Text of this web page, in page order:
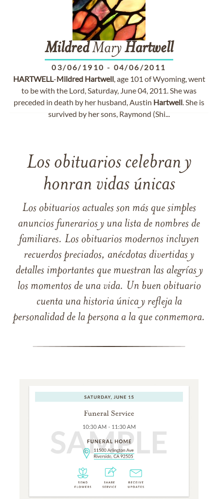
MildredMaryHartwell
03/06/1910 - 04/06/2011
HARTWELL-Mildred Hartwell, age 101 of Wyoming, went
to be with the Lord, Saturday, June 04, 2011. She was
preceded in death by her husband, Austin Hartwell. She is
survived by her sons, Raymond (Shi...
Los obituarios celebran y
honran vidas únicas
Los obituarios actuales son más que simples
anuncios funerarios y una lista de nombres de
familiares. Los obituarios modernos incluyen
recuerdos preciados, anécdotas divertidas y
detalles importantes que muestran las alegrías y
los momentos de una vida. Un buen obituario
cuenta una historia única y refleja la
personalidad de la persona a la que conmemora.